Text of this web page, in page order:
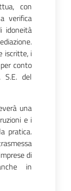
con
verifica
idoneità
iscritte, i
conto
S.E. del
una
e i
pratica.
di
in